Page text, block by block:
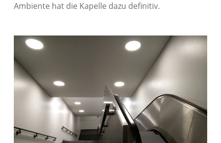
Ambiente hat die Kapelle dazu definitiv.